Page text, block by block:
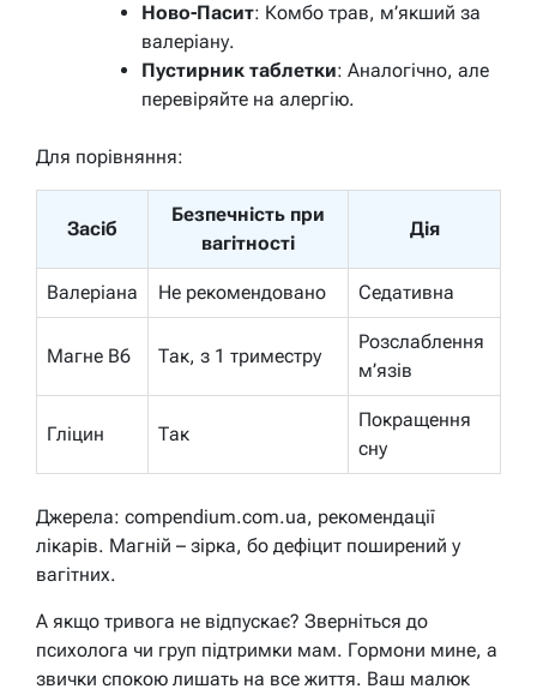
Ново-Пасит: Комбо трав, м’якший за
валеріану.
Пустирник таблетки: Аналогічно, але
перевіряйте на алергію.
Для порівняння:
Засіб
Безпечність при
вагітності
Дія
Валеріана Не рекомендовано Седативна
Магне B6 Так, з 1 триместру
Розслаблення
м’язів
Гліцин Так
Покращення
сну
Джерела: compendium.com.ua, рекомендації
лікарів. Магній – зірка, бо дефіцит поширений у
вагітних.
А якщо тривога не відпускає? Зверніться до
психолога чи груп підтримки мам. Гормони мине, а
звички спокою лишать на все життя. Ваш малюк